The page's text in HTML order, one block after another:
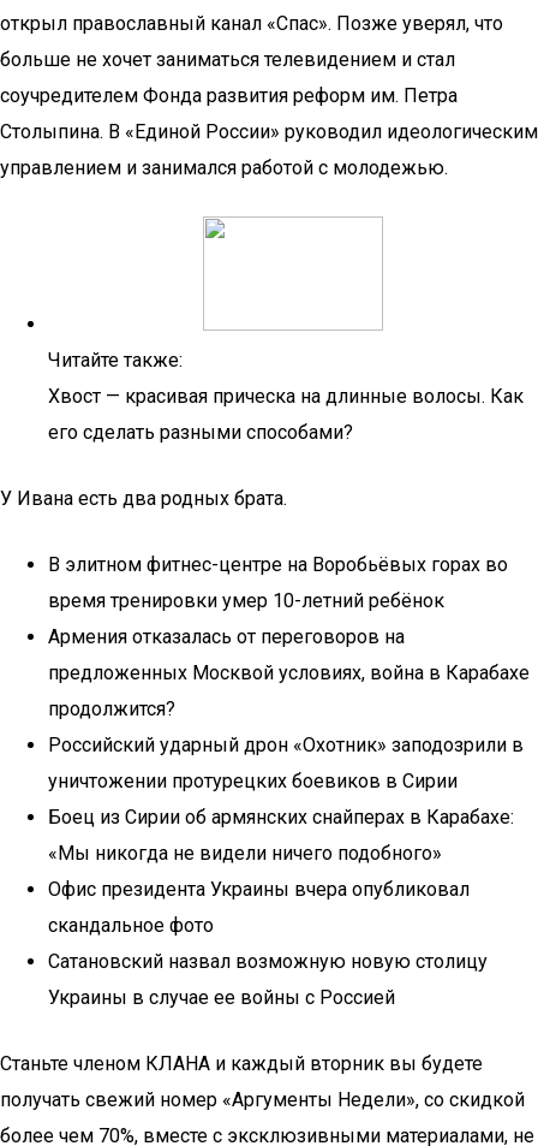
открыл православный канал «Спас». Позже уверял, что
больше не хочет заниматься телевидением и стал
соучредителем Фонда развития реформ им. Петра
Столыпина. В «Единой России» руководил идеологическим
управлением и занимался работой с молодежью.
Читайте также:
Хвост — красивая прическа на длинные волосы. Как
его сделать разными способами?
У Ивана есть два родных брата.
В элитном фитнес-центре на Воробьёвых горах во
время тренировки умер 10-летний ребёнок
Армения отказалась от переговоров на
предложенных Москвой условиях, война в Карабахе
продолжится?
Российский ударный дрон «Охотник» заподозрили в
уничтожении протурецких боевиков в Сирии
Боец из Сирии об армянских снайперах в Карабахе:
«Мы никогда не видели ничего подобного»
Офис президента Украины вчера опубликовал
скандальное фото
Сатановский назвал возможную новую столицу
Украины в случае ее войны с Россией
Станьте членом КЛАНА и каждый вторник вы будете
получать свежий номер «Аргументы Недели», со скидкой
более чем 70%, вместе с эксклюзивными материалами, не